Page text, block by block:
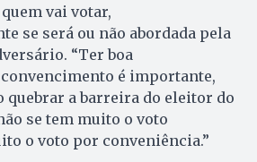
vai votar,
se será ou não abordada pela
“Ter boa
é importante,
quebrar a barreira do eleitor do
se tem muito o voto
o voto por conveniência.”